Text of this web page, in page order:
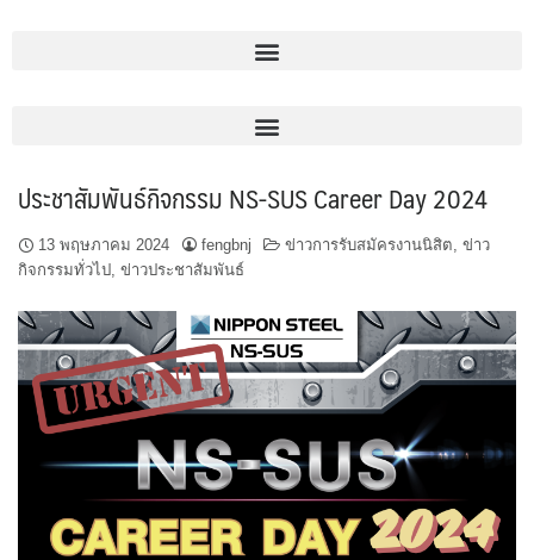
ประชาสัมพันธ์กิจกรรม NS-SUS Career Day 2024
13 พฤษภาคม 2024 fengbnj ข่าวการรับสมัครงานนิสิต, ข่าว
กิจกรรมทั่วไป, ข่าวประชาสัมพันธ์